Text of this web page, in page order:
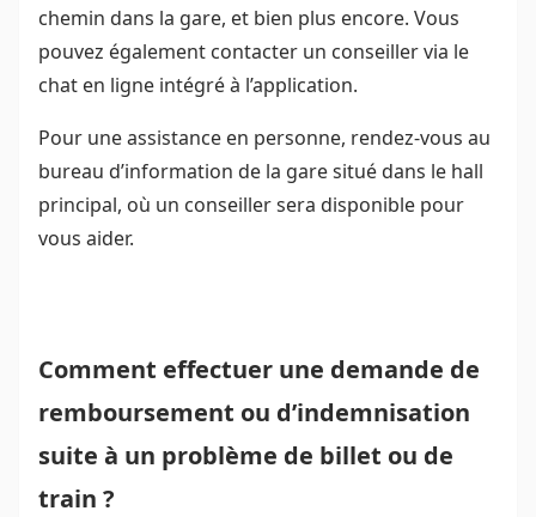
chemin dans la gare, et bien plus encore. Vous
pouvez également contacter un conseiller via le
chat en ligne intégré à l’application.
Pour une assistance en personne, rendez-vous au
bureau d’information de la gare situé dans le hall
principal, où un conseiller sera disponible pour
vous aider.
Comment effectuer une demande de
remboursement ou d’indemnisation
suite à un problème de billet ou de
train ?